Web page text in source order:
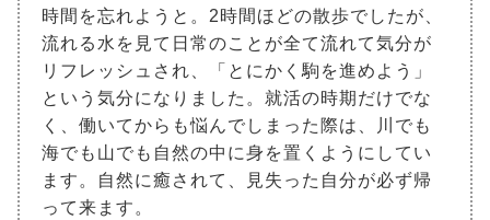
時間を忘れようと。2時間ほどの散歩でしたが、
流れる水を見て日常のことが全て流れて気分が
リフレッシュされ、「とにかく駒を進めよう」
という気分になりました。就活の時期だけでな
く、働いてからも悩んでしまった際は、川でも
海でも山でも自然の中に身を置くようにしてい
ます。自然に癒されて、見失った自分が必ず帰
って来ます。